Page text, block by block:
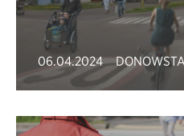
06.04.2024